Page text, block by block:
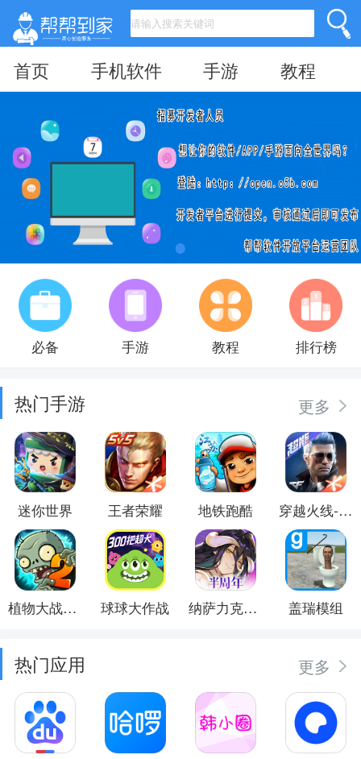
首页 手机软件 手游 教程
必备 手游 教程 排行榜
热门手游 更多
迷你世界 王者荣耀 地铁跑酷 穿越火线-枪战王者
植物大战僵尸2 球球大作战 纳萨力克之王 盖瑞模组
热门应用 更多